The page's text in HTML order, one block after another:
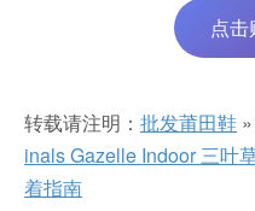
点
转载请注明： 批发莆田鞋 »
inals Gazelle Indoor 三叶
着指南